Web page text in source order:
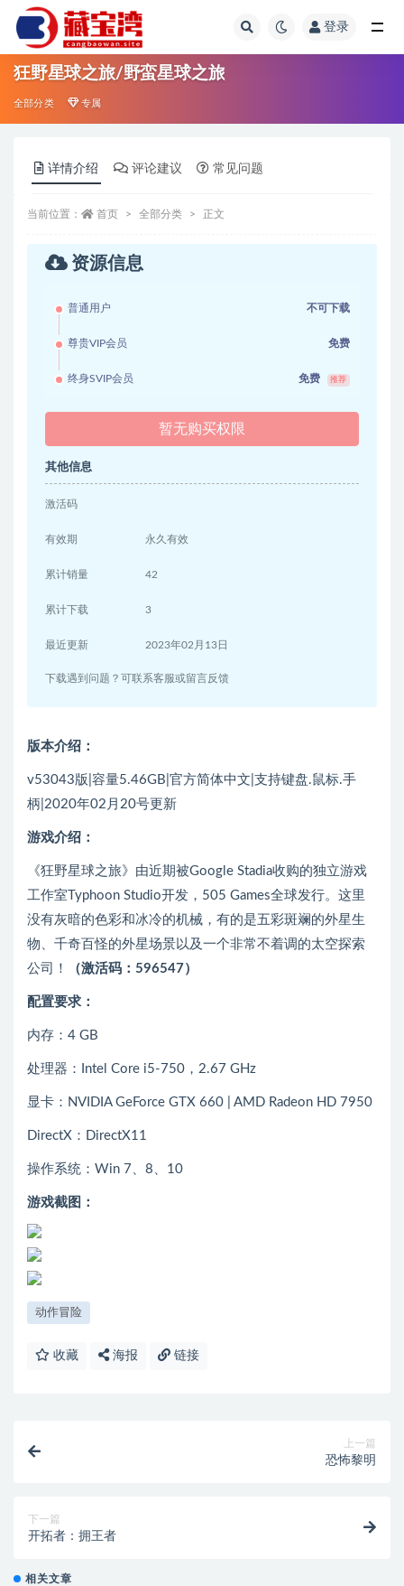
登录
狂野星球之旅/野蛮星球之旅
全部分类 专属
详情介绍 评论建议 常见问题
当前位置： 首页 全部分类 正文
资源信息
普通用户 不可下载
尊贵VIP会员 免费
终身SVIP会员 免费 推荐
暂无购买权限
其他信息
激活码
有效期 永久有效
累计销量 42
累计下载 3
最近更新 2023年02月13日
下载遇到问题？可联系客服或留言反馈
版本介绍：
v53043版|容量5.46GB|官方简体中文|支持键盘.鼠标.手
柄|2020年02月20号更新
游戏介绍：
《狂野星球之旅》由近期被Google Stadia收购的独立游戏
工作室Typhoon Studio开发，505 Games全球发行。这里
没有灰暗的色彩和冰冷的机械，有的是五彩斑斓的外星生
物、千奇百怪的外星场景以及一个非常不着调的太空探索
公司！
（激活码：596547）
配置要求：
内存：4 GB
处理器：Intel Core i5-750，2.67 GHz
显卡：NVIDIA GeForce GTX 660 | AMD Radeon HD 7950
DirectX：DirectX11
操作系统：Win 7、8、10
游戏截图：
动作冒险
收藏 海报 链接
上一篇
恐怖黎明
下一篇
开拓者：拥王者
相关文章
全部